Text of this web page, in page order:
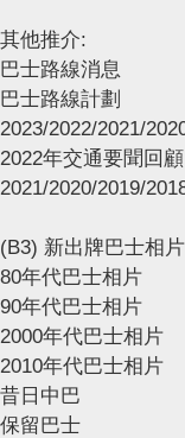
其他推介:
巴士路線消息
巴士路線計劃
2023/2022/2021/
2022年交通要聞回顧
2021/2020/2019/
(B3) 新出牌巴士相片
80年代巴士相片
90年代巴士相片
2000年代巴士相片
2010年代巴士相片
昔日中巴
保留巴士